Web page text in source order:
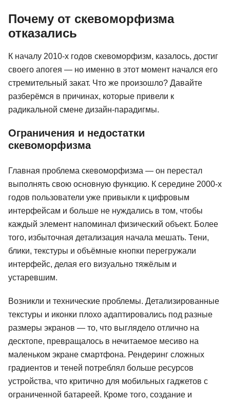
Почему от скевоморфизма
отказались
К началу 2010-х годов скевоморфизм, казалось, достиг
своего апогея — но именно в этот момент начался его
стремительный закат. Что же произошло? Давайте
разберёмся в причинах, которые привели к
радикальной смене дизайн-парадигмы.
Ограничения и недостатки
скевоморфизма
Главная проблема скевоморфизма — он перестал
выполнять свою основную функцию. К середине 2000-х
годов пользователи уже привыкли к цифровым
интерфейсам и больше не нуждались в том, чтобы
каждый элемент напоминал физический объект. Более
того, избыточная детализация начала мешать. Тени,
блики, текстуры и объёмные кнопки перегружали
интерфейс, делая его визуально тяжёлым и
устаревшим.
Возникли и технические проблемы. Детализированные
текстуры и иконки плохо адаптировались под разные
размеры экранов — то, что выглядело отлично на
десктопе, превращалось в нечитаемое месиво на
маленьком экране смартфона. Рендеринг сложных
градиентов и теней потреблял больше ресурсов
устройства, что критично для мобильных гаджетов с
ограниченной батареей. Кроме того, создание и